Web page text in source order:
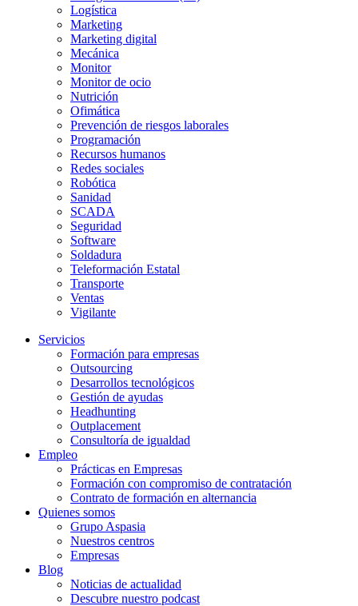
Logística
Marketing
Marketing digital
Mecánica
Monitor
Monitor de ocio
Nutrición
Ofimática
Prevención de riesgos laborales
Programación
Recursos humanos
Redes sociales
Robótica
Sanidad
SCADA
Seguridad
Software
Soldadura
Teleformación Estatal
Transporte
Ventas
Vigilante
Servicios
Formación para empresas
Outsourcing
Desarrollos tecnológicos
Gestión de ayudas
Headhunting
Outplacement
Consultoría de igualdad
Empleo
Prácticas en Empresas
Formación con compromiso de contratación
Contrato de formación en alternancia
Quienes somos
Grupo Aspasia
Nuestros centros
Empresas
Blog
Noticias de actualidad
Descubre nuestro podcast